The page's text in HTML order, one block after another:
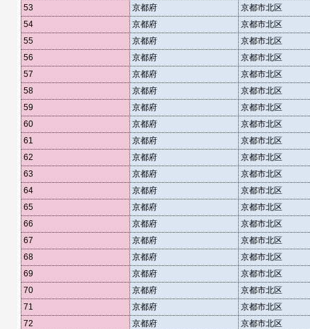
53
京都府
京都市北区
54
京都府
京都市北区
55
京都府
京都市北区
56
京都府
京都市北区
57
京都府
京都市北区
58
京都府
京都市北区
59
京都府
京都市北区
60
京都府
京都市北区
61
京都府
京都市北区
62
京都府
京都市北区
63
京都府
京都市北区
64
京都府
京都市北区
65
京都府
京都市北区
66
京都府
京都市北区
67
京都府
京都市北区
68
京都府
京都市北区
69
京都府
京都市北区
70
京都府
京都市北区
71
京都府
京都市北区
72
京都府
京都市北区